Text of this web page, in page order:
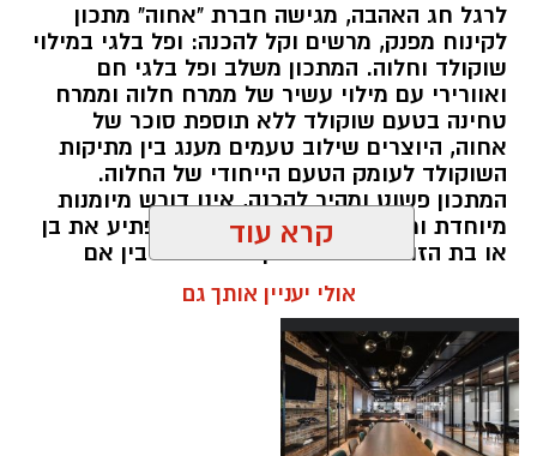
מצרכים (ל-2 מנות)
4 ביצים
½ פלפל אדום, חתוך לקוביות קטנות
½ פלפל צהוב, חתוך לקוביות קטנות
¼ פלפל ירוק, חתוך לקוביות קטנות
½ בצל קטן קצוץ דק (לא חובה)
2 כפות פטרוזיליה קצוצה
½ כפית פפריקה מתוקה
קורט כורכום (לצבע)
מלח ופלפל שחור לפי הטעם
כפית חמאה וכפית שמן זית לטיגון
לרגל חג האהבה, מגישה חברת "אחוה" מתכון
לקינוח מפנק, מרשים וקל להכנה: ופל בלגי במילוי
שוקולד וחלוה. המתכון משלב ופל בלגי חם
ואוורירי עם מילוי עשיר של ממרח חלוה וממרח
טחינה בטעם שוקולד ללא תוספת סוכר של
אחוה, היוצרים שילוב טעמים מענג בין מתיקות
השוקולד לעומק הטעם הייחודי של החלוה.
המתכון פשוט ומהיר להכנה, אינו דורש מיומנות
מיוחדת ומתאים לכל מי שמעוניין להפתיע את בן
או בת הזוג במחווה מתוקה ומיוחדת. בין אם
מדובר בארוחת בוקר מפנקת, קינוח לארוחה
רומנטית או פינוק זוגי בסוף היום, הוופל הבלגי
בטעם שוקולד וחלוה יהפוך כל רגע לחגיגה של
אהבה. ט"ו באב שמח!
קרא עוד
אולי יעניין אותך גם